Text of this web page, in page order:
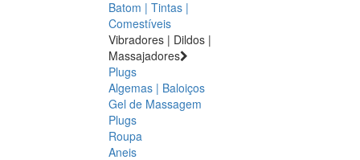
Batom | Tintas |
Comestíveis
Vibradores | Dildos |
Massajadores
Plugs
Algemas | Baloiços
Gel de Massagem
Plugs
Roupa
Aneis